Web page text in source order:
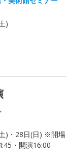
)
)・28日(日) ※開場
・開演16:00